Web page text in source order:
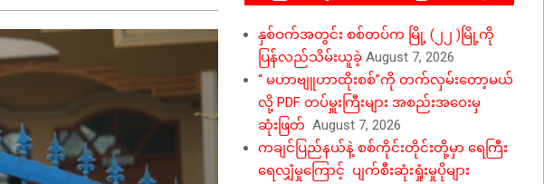
နှစ်ဝက်အတွင်း စစ်တပ်က မြို့ (၂၂ )မြို့ကို
ပြန်လည်သိမ်းယူခဲ့ August 7, 2026
“ မဟာဗျူဟာထိုးစစ်”ကို တက်လှမ်းတော့မယ်
လို့ PDF တပ်မှူးကြီးများ အစည်းအဝေးမှ
ဆုံးဖြတ် August 7, 2026
ကချင်ပြည်နယ်နဲ့ စစ်ကိုင်းတိုင်းတို့မှာ ရေကြီး
ရေလျှံမှုကြောင့် ပျက်စီးဆုံးရှုံးမှုပိုများ